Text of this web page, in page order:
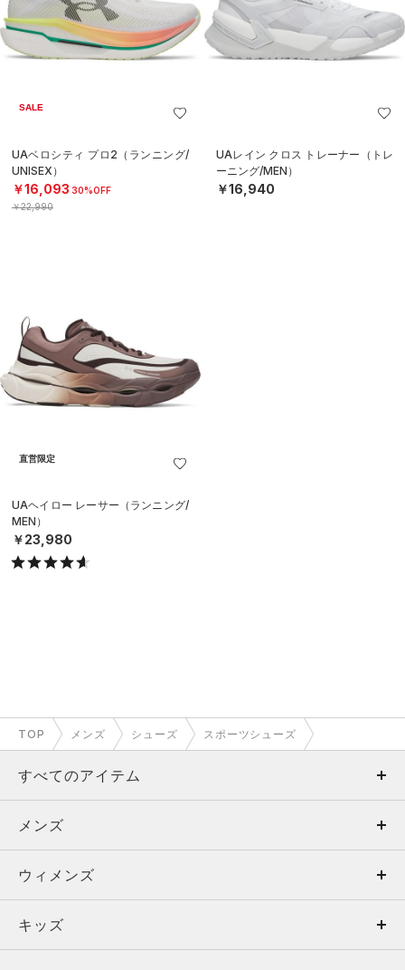
SALE
UAベロシティ プロ2（ランニング/
UNISEX）
￥16,093 30%OFF
￥22,990
UAレイン クロス トレーナー（トレ
ーニング/MEN）
￥16,940
直営限定
UAヘイロー レーサー（ランニング/
MEN）
￥23,980
TOP メンズ シューズ スポーツシューズ
すべてのアイテム
メンズ
ウィメンズ
キッズ
メンズ
トップス
ボトムス
ウィメンズ
トップス
キッズ